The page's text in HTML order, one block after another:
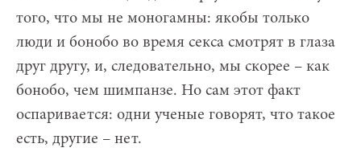
того, что мы не моногамны: якобы только
люди и бонобо во время секса смотрят в глаза
друг другу, и, следовательно, мы скорее – как
бонобо, чем шимпанзе. Но сам этот факт
оспаривается: одни ученые говорят, что такое
есть, другие – нет.